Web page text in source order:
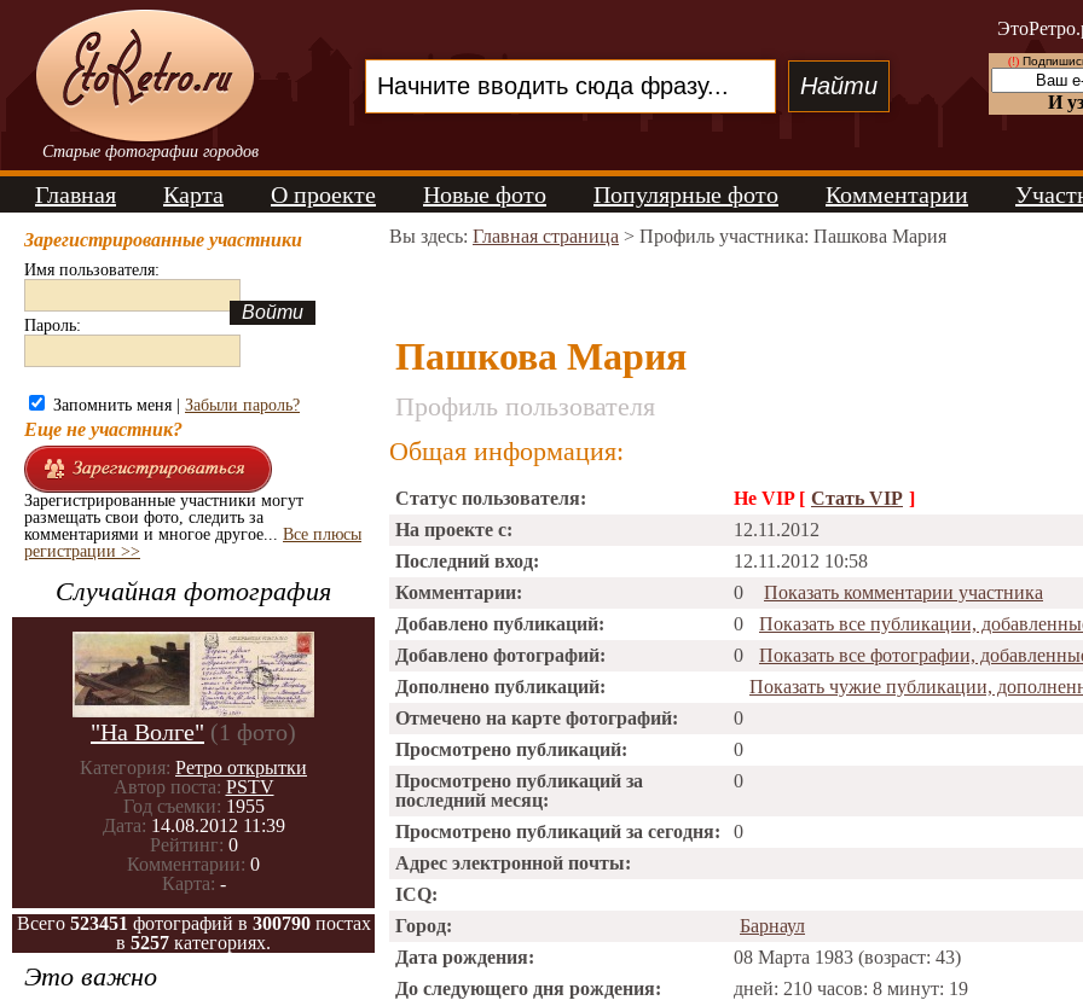
Старые фотографии городов
(!)
И
Главная Карта О проекте Новые фото Популярные фото Комментарии
Зарегистрированные участники
Имя пользователя:
Пароль:
Запомнить меня | Забыли пароль?
Еще не участник?
Зарегистрированные участники могут
размещать свои фото, следить за
комментариями и многое другое... Все плюсы
регистрации >>
Случайная фотография
"На Волге" (1 фото)
Категория: Ретро открытки
Автор поста: PSTV
Год съемки: 1955
Дата: 14.08.2012 11:39
Рейтинг: 0
Комментарии: 0
Карта: -
Всего 523451 фотографий в 300790постах
в 5257 категориях.
Это важно
Вы здесь: Главная страница > Профиль участника: Пашкова Мария
Пашкова Мария
Профиль пользователя
Общая информация:
Статус пользователя: Не VIP [ Стать VIP ]
На проекте с:
12.11.2012
Последний вход:
12.11.2012 10:58
Комментарии:
0
Показать комментарии участника
Добавлено публикаций:
0
Показать все публикации,
Добавлено фотографий:
0
Показать все фотографии,
Дополнено публикаций:
Показать чужие публикации,
Отмечено на карте фотографий:
0
Просмотрено публикаций:
0
Просмотрено публикаций за
последний месяц:
0
Просмотрено публикаций за сегодня:
0
Адрес электронной почты:
ICQ:
Город:
Барнаул
Дата рождения:
08 Марта 1983 (возраст: 43)
До следующего дня рождения:
дней: 210 часов: 8 минут: 19